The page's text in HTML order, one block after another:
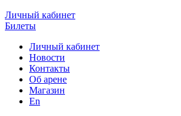
Личный кабинет
Билеты
Личный кабинет
Новости
Контакты
Об арене
Магазин
En